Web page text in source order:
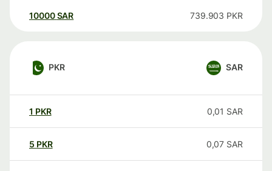
10000 SAR 739.903 PKR
PKR SAR
1 PKR 0,01 SAR
5 PKR 0,07 SAR